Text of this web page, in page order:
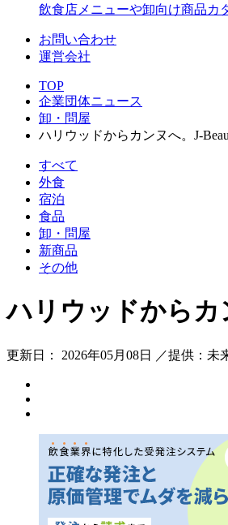
飲食店メニューや卸向け商品カ
お問い合わせ
運営会社
TOP
企業団体ニュース
卸・問屋
ハリウッドからカンヌへ。J-
すべて
外食
宿泊
食品
卸・問屋
新商品
その他
ハリウッドからカ
更新日： 2026年05月08日 ／提供：未